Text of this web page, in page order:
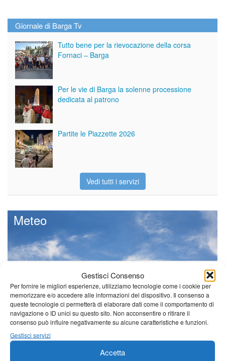
Gestisci Consenso
Per fornire le migliori esperienze, utilizziamo tecnologie come i cookie per
memorizzare e/o accedere alle informazioni del dispositivo. Il consenso a
queste tecnologie ci permetterà di elaborare dati come il comportamento di
navigazione o ID unici su questo sito. Non acconsentire o ritirare il
consenso può influire negativamente su alcune caratteristiche e funzioni.
Gestisci servizi
Accetta
Giornale di Barga Tv
Tutto bene per la rievocazione della corsa
Fornaci – Barga
Per le vie di Barga la solenne processione
dedicata al patrono
Partite le Piazzette 2026
Vedi tutti i servizi
Meteo
Il tempo di questo fine
settimana. temperature ancora
ben al di sopra dei valori
stagionali
Leggi tutto…